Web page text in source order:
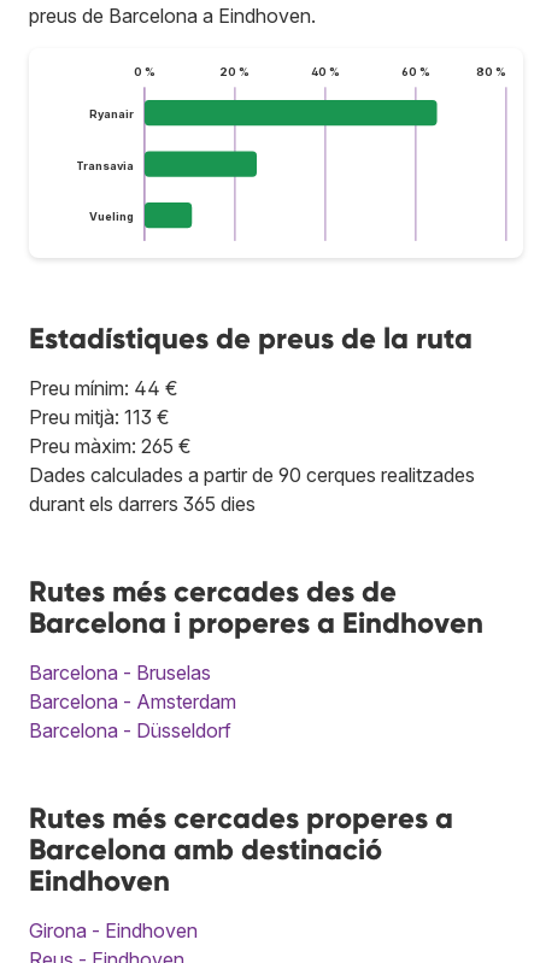
preus de Barcelona a Eindhoven.
0 % 20 % 40 % 60 % 80 %
Ryanair
Transavia
Vueling
Estadístiques de preus de la ruta
Preu mínim: 44 €
Preu mitjà: 113 €
Preu màxim: 265 €
Dades calculades a partir de 90 cerques realitzades
durant els darrers 365 dies
Rutes més cercades des de
Barcelona i properes a Eindhoven
Barcelona - Bruselas
Barcelona - Amsterdam
Barcelona - Düsseldorf
Rutes més cercades properes a
Barcelona amb destinació
Eindhoven
Girona - Eindhoven